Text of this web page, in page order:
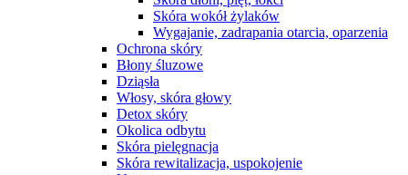
Skóra wokół żylaków
Wygajanie, zadrapania otarcia, oparzenia
Ochrona skóry
Błony śluzowe
Dziąsła
Włosy, skóra głowy
Detox skóry
Okolica odbytu
Skóra pielęgnacja
Skóra rewitalizacja, uspokojenie